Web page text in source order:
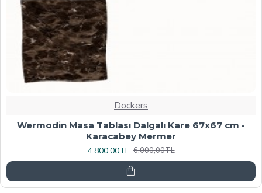
Dockers
Werzalit, Allzalit veya Wermodin Masa Tablası
70X120 - Afyon Mermer
6.080,00TL 7.600,00TL